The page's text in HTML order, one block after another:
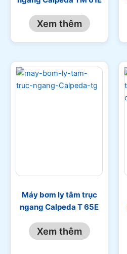
Xem thêm
Máy bơm ly tâm trục
ngang Calpeda T 65E
Xem thêm